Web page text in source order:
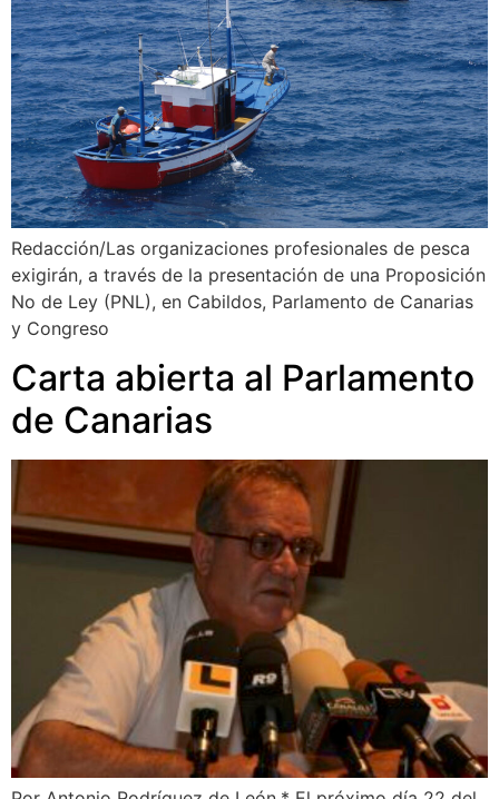
Redacción/Las organizaciones profesionales de pesca
exigirán, a través de la presentación de una Proposición
No de Ley (PNL), en Cabildos, Parlamento de Canarias
y Congreso
Carta abierta al Parlamento
de Canarias